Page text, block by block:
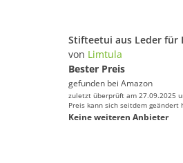
von Limtula
Bester Preis
gefunden bei Amazon
zuletzt überprüft am 27.09.2025
Preis kann sich seitdem geändert
Keine weiteren Anbieter